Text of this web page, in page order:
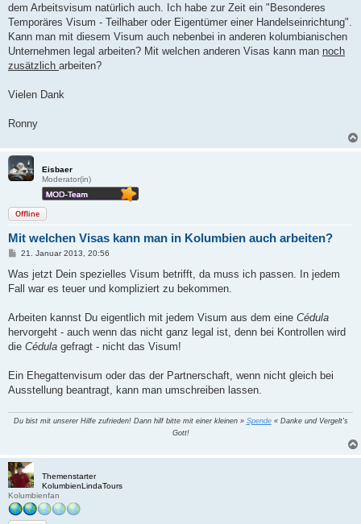
dem Arbeitsvisum natürlich auch. Ich habe zur Zeit ein "Besonderes
Temporäres Visum - Teilhaber oder Eigentümer einer Handelseinrichtung".
Kann man mit diesem Visum auch nebenbei in anderen kolumbianischen
Unternehmen legal arbeiten? Mit welchen anderen Visas kann man noch
zusätzlich arbeiten?
Vielen Dank
Ronny
Eisbaer
Moderator(in)
Offline
Mit welchen Visas kann man in Kolumbien auch arbeiten?
B
i
r
21. Januar 2013, 20:56
Was jetzt Dein spezielles Visum betrifft, da muss ich passen. In jedem
Fall war es teuer und kompliziert zu bekommen.
Arbeiten kannst Du eigentlich mit jedem Visum aus dem eine Cédula
hervorgeht - auch wenn das nicht ganz legal ist, denn bei Kontrollen wird
die Cédula gefragt - nicht das Visum!
Ein Ehegattenvisum oder das der Partnerschaft, wenn nicht gleich bei
Ausstellung beantragt, kann man umschreiben lassen.
Du bist mit unserer Hilfe zufrieden! Dann hilf bitte mit einer kleinen » Spende« Danke und Vergelt's
Gott!
Themenstarter
KolumbienLindaTours
Kolumbienfan